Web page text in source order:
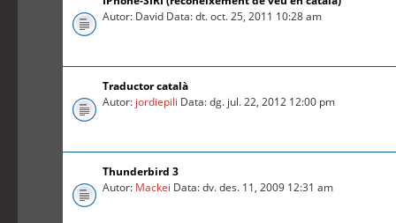
Autor: David Data: dt. oct. 25, 2011 10:28 am
Traductor català
Autor: jordiepili Data: dg. jul. 22, 2012 12:00 pm
Thunderbird 3
Autor: Mackei Data: dv. des. 11, 2009 12:31 am